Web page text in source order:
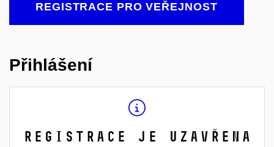
REGISTRACE PRO VEŘEJNOST
Přihlášení
Registrace je uzavřena